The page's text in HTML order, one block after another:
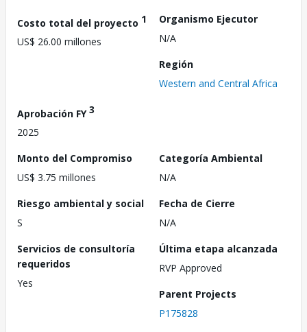
Costo total del proyecto 1
US$ 26.00 millones
Organismo Ejecutor
N/A
Región
Western and Central Africa
Aprobación FY3
2025
Monto del Compromiso
US$ 3.75 millones
Categoría Ambiental
N/A
Riesgo ambiental y social
S
Fecha de Cierre
N/A
Servicios de consultoría
requeridos
Yes
Última etapa alcanzada
RVP Approved
Parent Projects
P175828